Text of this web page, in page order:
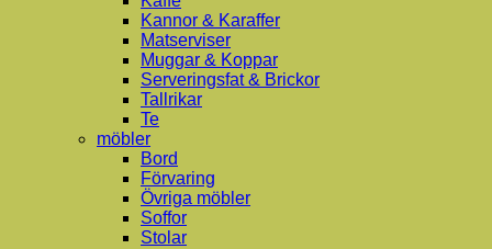
Kannor & Karaffer
Matserviser
Muggar & Koppar
Serveringsfat & Brickor
Tallrikar
Te
möbler
Bord
Förvaring
Övriga möbler
Soffor
Stolar